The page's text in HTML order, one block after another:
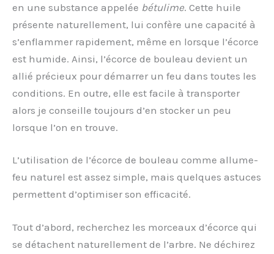
en une substance appelée bétulime. Cette huile
présente naturellement, lui confère une capacité à
s’enflammer rapidement, même en lorsque l’écorce
est humide. Ainsi, l’écorce de bouleau devient un
allié précieux pour démarrer un feu dans toutes les
conditions. En outre, elle est facile à transporter
alors je conseille toujours d’en stocker un peu
lorsque l’on en trouve.
L’utilisation de l’écorce de bouleau comme allume-
feu naturel est assez simple, mais quelques astuces
permettent d’optimiser son efficacité.
Tout d’abord, recherchez les morceaux d’écorce qui
se détachent naturellement de l’arbre. Ne déchirez